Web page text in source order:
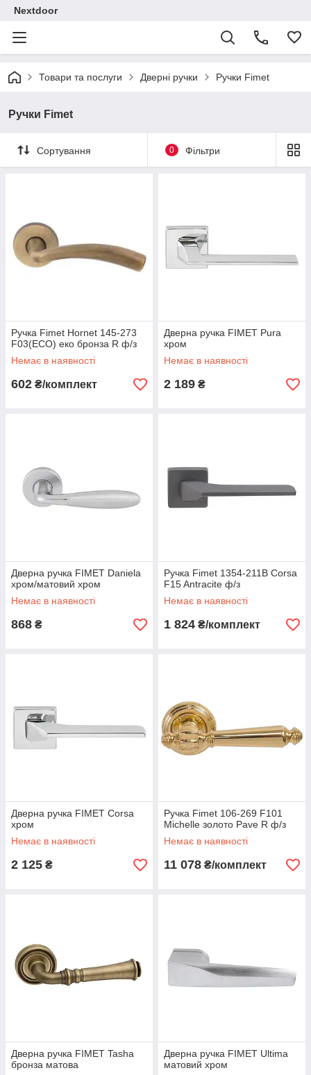
Nextdoor
Товари та послуги Дверні ручки Ручки Fimet
Ручки Fimet
Сортування 0 Фільтри
Ручка Fimet Hornet 145-273
F03(ECO) еко бронза R ф/з
Немає в наявності
602 ₴/комплект
Дверна ручка FIMET Pura
хром
Немає в наявності
2 189 ₴
Дверна ручка FIMET Daniela
хром/матовий хром
Немає в наявності
868 ₴
Ручка Fimet 1354-211B Corsa
F15 Antracite ф/з
Немає в наявності
1 824 ₴/комплект
Дверна ручка FIMET Corsa
хром
Немає в наявності
2 125 ₴
Ручка Fimet 106-269 F101
Michelle золото Pave R ф/з
Немає в наявності
11 078 ₴/комплект
Дверна ручка FIMET Tasha
бронза матова
Дверна ручка FIMET Ultima
матовий хром